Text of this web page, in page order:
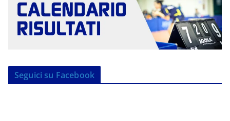
Seguici su Facebook